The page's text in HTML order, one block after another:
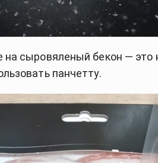
на сыровяленый бекон — это
панчетту.